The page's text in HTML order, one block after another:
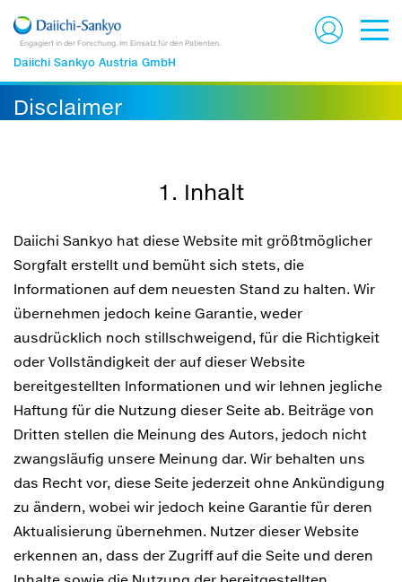
Engagiert in der Forschung. Im Einsatz für den Patienten.
Daiichi Sankyo Austria GmbH
Disclaimer
1. Inhalt
Daiichi Sankyo hat diese Website mit größtmöglicher
Sorgfalt erstellt und bemüht sich stets, die
Informationen auf dem neuesten Stand zu halten. Wir
übernehmen jedoch keine Garantie, weder
ausdrücklich noch stillschweigend, für die Richtigkeit
oder Vollständigkeit der auf dieser Website
bereitgestellten Informationen und wir lehnen jegliche
Haftung für die Nutzung dieser Seite ab. Beiträge von
Dritten stellen die Meinung des Autors, jedoch nicht
zwangsläufig unsere Meinung dar. Wir behalten uns
das Recht vor, diese Seite jederzeit ohne Ankündigung
zu ändern, wobei wir jedoch keine Garantie für deren
Aktualisierung übernehmen. Nutzer dieser Website
erkennen an, dass der Zugriff auf die Seite und deren